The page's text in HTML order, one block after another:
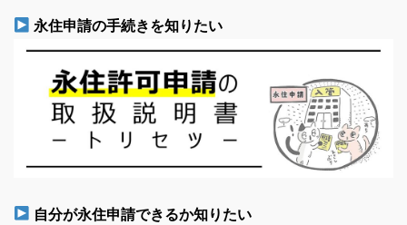
永住申請の手続きを知りたい
自分が永住申請できるか知りたい